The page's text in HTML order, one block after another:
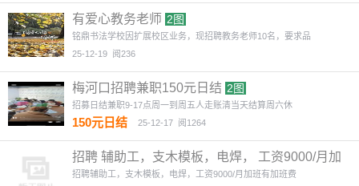
有爱心教务老师 2图
铭鼎书法学校因扩展校区业务，现招聘教务老师10名，要求品
25-12-19 阅236
梅河口招聘兼职150元日结 2图
招募日结兼职9-17点周一到周五人走账清当天结算周六休
150元日结 25-12-17 阅1264
招聘 ​辅助工，支木模板，电焊， ​工资9000/月加
班有加
招聘​辅助工，支木模板，电焊，​工资9000/月加班有加班费